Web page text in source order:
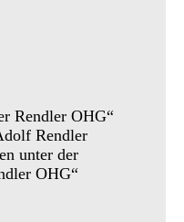
Rendler OHG“
Rendler
unter der
OHG“